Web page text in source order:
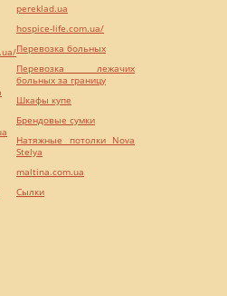
pereklad.ua
hospice-life.com.ua/
Перевозка больных
Перевозка лежачих
больных за границу
Шкафы купе
Брендовые сумки
Натяжные потолки Nova
Stelya
maltina.com.ua
Cылки